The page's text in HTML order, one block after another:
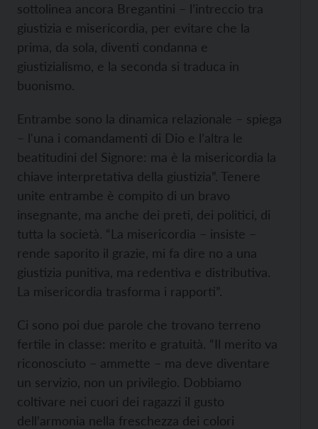
sottolinea ancora Bregantini – l’intreccio tra
giustizia e misericordia, per evitare che la
prima, da sola, diventi condanna e
giustizialismo, e la seconda si traduca in
buonismo.
Entrambe sono la dinamica relazionale – spiega
– l'una i comandamenti di Dio e l’altra le
beatitudini del Signore: ma è la misericordia la
chiave interpretativa della giustizia”. Tenere
unite entrambe è compito di un bravo
insegnante, ma anche dei preti, dei politici, di
tutta la società. “La misericordia – insiste –
rende saporito il grazie, mi fa dire no a una
giustizia punitiva, ma redentiva e distributiva.
La misericordia trasforma i rapporti”.
Ci sono poi due parole che trovano terreno
fertile in classe: merito e gratuità. “Il merito va
riconosciuto – ammette – ma deve diventare
un servizio, non un privilegio. Dobbiamo
coltivare nei cuori dei ragazzi il gusto
dell’armonia nella freschezza dei colori